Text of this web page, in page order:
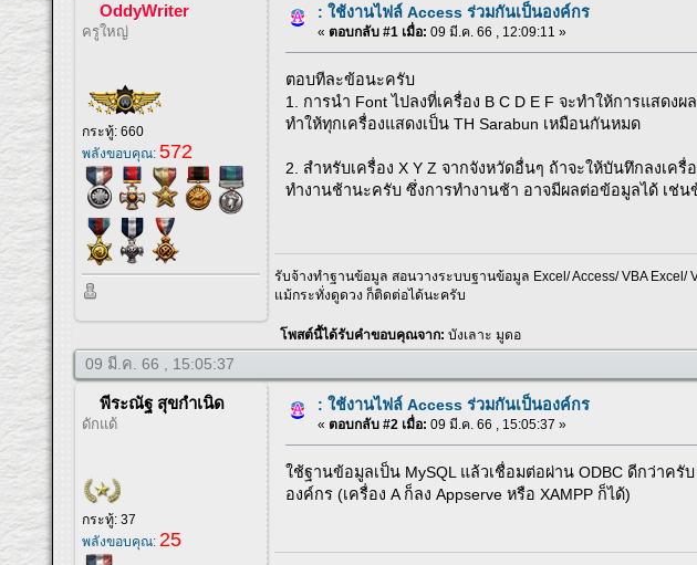
OddyWriter
ครูใหญ่
กระทู้: 660
พลังขอบคุณ:572
: ใช้งานไฟล์ Access ร่วมกันเป็นองค์กร
« ตอบกลับ #1 เมื่อ: 09 มี.ค. 66 , 12:09:11 »
ตอบทีละข้อนะครับ
1. การนำ Font ไปลงที่เครื่อง B C D E F จะทำให้การแสดง
ทำให้ทุกเครื่องแสดงเป็น TH Sarabun เหมือนกันหมด
2. สำหรับเครื่อง X Y Z จากจังหวัดอื่นๆ ถ้าจะให้บันทึกลงเค
ทำงานช้านะครับ ซึ่งการทำงานช้า อาจมีผลต่อข้อมูลได้ เช่น
รับจ้างทำฐานข้อมูล สอนวางระบบฐานข้อมูล Excel/ Access/ VBA Excel/
แม้กระทั่งดูดวง ก็ติดต่อได้นะครับ
โพสต์นี้ได้รับคำขอบคุณจาก:บังเลาะ มูดอ
09 มี.ค. 66 , 15:05:37
พีระณัฐ สุขกำเนิด
ดักแด้
กระทู้: 37
พลังขอบคุณ: 25
: ใช้งานไฟล์ Access ร่วมกันเป็นองค์กร
« ตอบกลับ #2 เมื่อ: 09 มี.ค. 66 , 15:05:37 »
ใช้ฐานข้อมูลเป็น MySQL แล้วเชื่อมต่อผ่าน ODBC ดีกว่าค
องค์กร (เครื่อง A ก็ลง Appserve หรือ XAMPP ก็ได้)